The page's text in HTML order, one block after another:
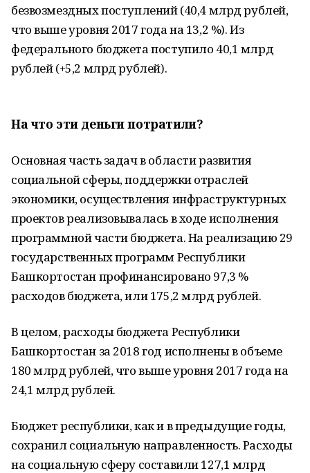
безвозмездных поступлений (40,4 млрд рублей,
что выше уровня 2017 года на 13,2 %). Из
федерального бюджета поступило 40,1 млрд
рублей (+5,2 млрд рублей).
На что эти деньги потратили?
Основная часть задач в области развития
социальной сферы, поддержки отраслей
экономики, осуществления инфраструктурных
проектов реализовывалась в ходе исполнения
программной части бюджета. На реализацию 29
государственных программ Республики
Башкортостан профинансировано 97,3 %
расходов бюджета, или 175,2 млрд рублей.
В целом, расходы бюджета Республики
Башкортостан за 2018 год исполнены в объеме
180 млрд рублей, что выше уровня 2017 года на
24,1 млрд рублей.
Бюджет республики, как и в предыдущие годы,
сохранил социальную направленность. Расходы
на социальную сферу составили 127,1 млрд